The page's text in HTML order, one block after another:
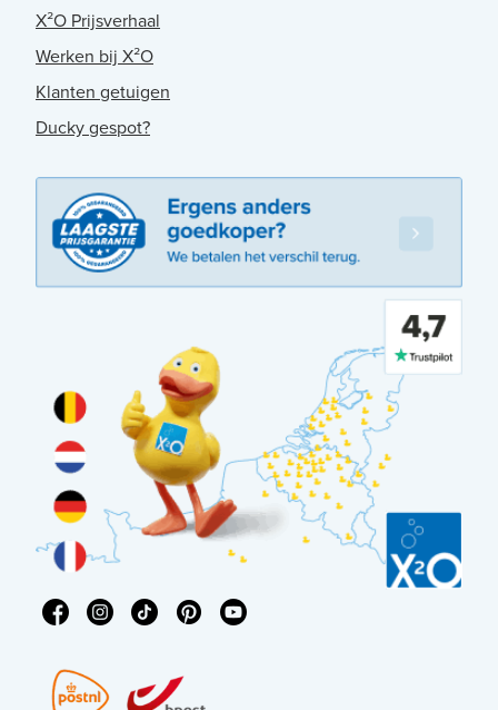
X²O Prijsverhaal
Werken bij X²O
Klanten getuigen
Ducky gespot?